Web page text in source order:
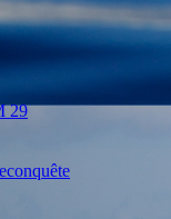
29